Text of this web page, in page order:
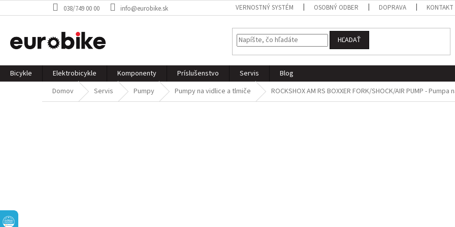
na
038/749 00 00 info@eurobike.sk VERNOSTNÝ SYSTÉM OSOBNÝ ODBER DOPRAVA KONTAKT
HĽADAŤ
Bicykle Elektrobicykle Komponenty Príslušenstvo Servis
Blog
Domov
Servis Pumpy Pumpy na vidlice a tlmiče ROCKSHOX AM RS BOXXER FORK/SHOCK/AIR PUMP -